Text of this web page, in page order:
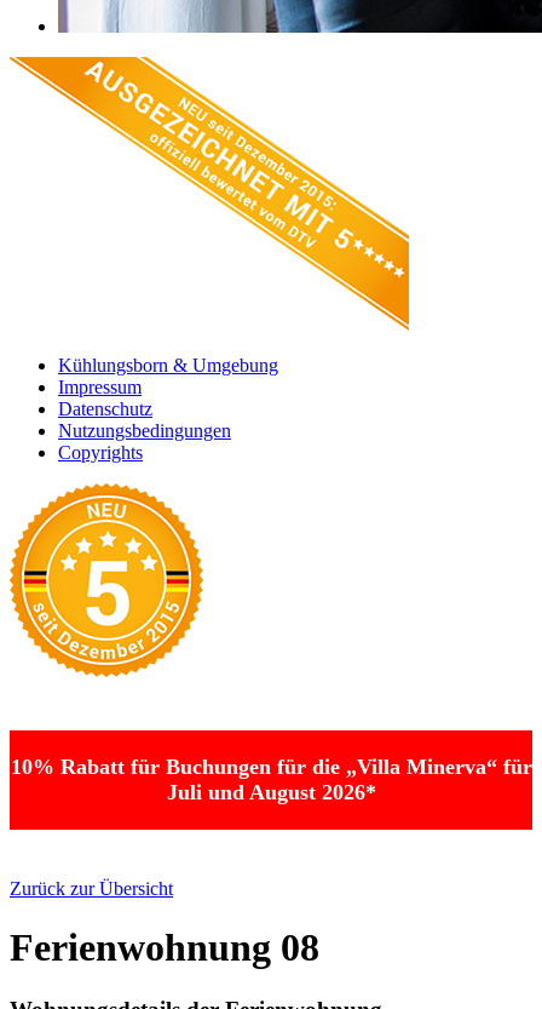
Kühlungsborn & Umgebung
Impressum
Datenschutz
Nutzungsbedingungen
Copyrights
10% Rabatt für Buchungen für die „Villa Minerva“ für
Juli und August 2026*
Zurück zur Übersicht
Ferienwohnung 08